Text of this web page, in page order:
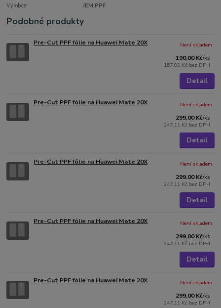
Výrobce: JEM PPF
Podobné produkty
Pre-Cut PPF fólie na Huawei Mate 20X
190,00 Kč/ks
157,02 Kč bez DPH
Není skladem
Detail
Pre-Cut PPF fólie na Huawei Mate 20X
299,00 Kč/ks
247,11 Kč bez DPH
Není skladem
Detail
Pre-Cut PPF fólie na Huawei Mate 20X
299,00 Kč/ks
247,11 Kč bez DPH
Není skladem
Detail
Pre-Cut PPF fólie na Huawei Mate 20X
299,00 Kč/ks
247,11 Kč bez DPH
Není skladem
Detail
Pre-Cut PPF fólie na Huawei Mate 20X
299,00 Kč/ks
247,11 Kč bez DPH
Není skladem